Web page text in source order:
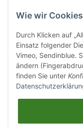
VERSANDARTEN
Wie wir
Durch Klicken auf
Einsatz folgender
Vimeo, Sendinblue.
ändern
finden Sie unter